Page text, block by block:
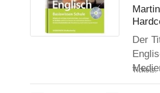
Der
Tickets: